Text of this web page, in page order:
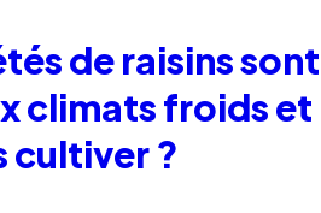
de raisins sont
climats froids et
cultiver ?